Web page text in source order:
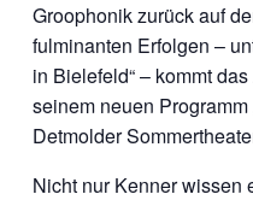
Groophonik zurück auf
fulminanten Erfolgen –
in Bielefeld“ – kommt
seinem neuen
Detmolder
Nicht nur Kenner wissen